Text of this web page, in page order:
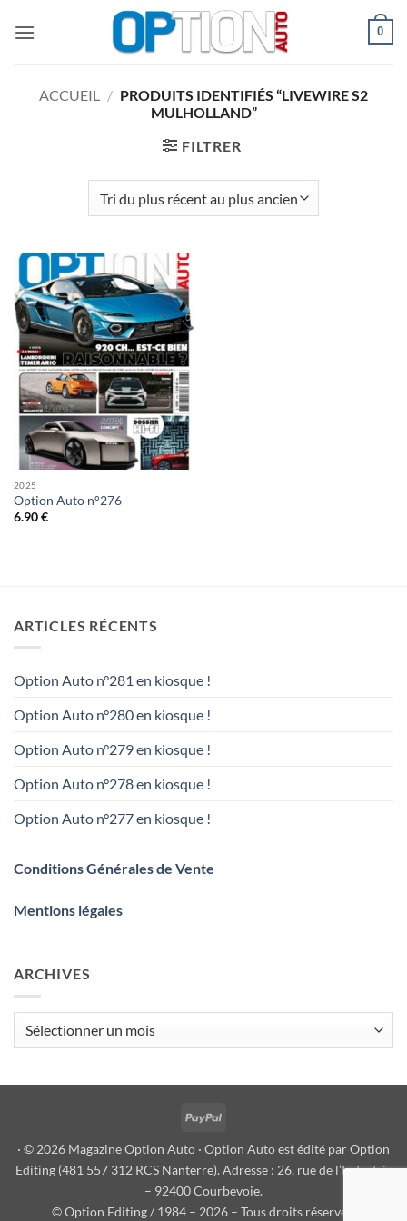
0
ACCUEIL / PRODUITS IDENTIFIÉS “LIVEWIRE S2
MULHOLLAND”
FILTRER
2025
Option Auto n°276
6.90€
ARTICLES RÉCENTS
Option Auto n°281 en kiosque !
Option Auto n°280 en kiosque !
Option Auto n°279 en kiosque !
Option Auto n°278 en kiosque !
Option Auto n°277 en kiosque !
Conditions Générales de Vente
Mentions légales
ARCHIVES
PayPal
· © 2026 Magazine Option Auto · Option Auto est édité par Option
Editing (481 557 312 RCS Nanterre). Adresse : 26, rue de l’Industrie
– 92400 Courbevoie.
© Option Editing / 1984 – 2026 – Tous droits réservés.